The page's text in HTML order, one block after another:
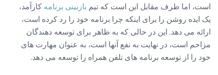
است، اما طرف مقابل این است که تیم بازبینی برنامه کارآمد،
یک ایده روشن را برای اینکه چرا برنامه خود را رد کرده است،
ارائه می دهد. این در حالی که به ظاهر برای توسعه دهندگان
مزاحم است، در نهایت به نفع آنها است، به عنوان مهارت های
خود را از توسعه برنامه های تلفن همراه را توسعه می دهد.